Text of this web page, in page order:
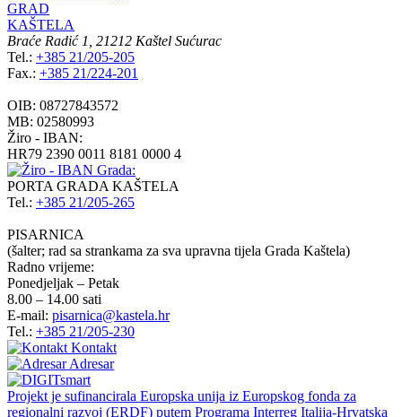
GRAD
KAŠTELA
Braće Radić 1, 21212 Kaštel Sućurac
Tel.: +385 21/205-205
Fax.: +385 21/224-201
OIB: 08727843572
MB: 02580993
Žiro - IBAN:
HR79 2390 0011 8181 0000 4
PORTA GRADA KAŠTELA
Tel.: +385 21/205-265
PISARNICA
(šalter; rad sa strankama za sva upravna tijela Grada Kaštela)
Radno vrijeme:
Ponedjeljak – Petak
8.00 – 14.00 sati
E-mail: pisarnica@kastela.hr
Tel.: +385 21/205-230
Kontakt
Adresar
Projekt je sufinancirala Europska unija iz Europskog fonda za
regionalni razvoj (ERDF) putem Programa Interreg Italija-Hrvatska